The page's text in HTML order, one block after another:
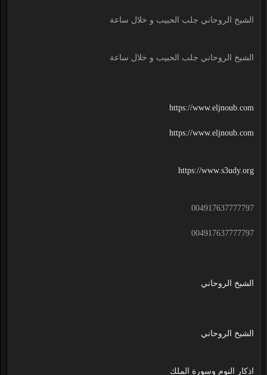
الشيخ الروحاني جلب الحبيب و خلال ساعة
الشيخ الروحاني جلب الحبيب و خلال ساعة
https://www.eljnoub.com
https://www.eljnoub.com
https://www.s3udy.org
004917637777797
004917637777797
الشيخ الروحاني
الشيخ الروحاني
اذكار النوم وسورة الملك